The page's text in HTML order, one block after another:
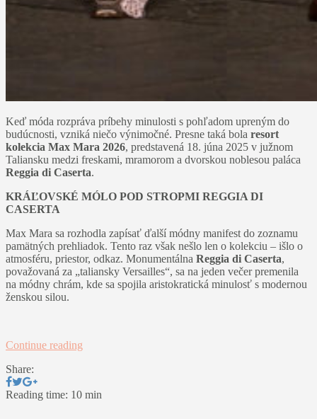
Keď móda rozpráva príbehy minulosti s pohľadom upreným do
budúcnosti, vzniká niečo výnimočné. Presne taká bola resort
kolekcia Max Mara 2026, predstavená 18. júna 2025 v južnom
Taliansku medzi freskami, mramorom a dvorskou noblesou paláca
Reggia di Caserta.
KRÁĽOVSKÉ MÓLO POD STROPMI REGGIA DI
CASERTA
Max Mara sa rozhodla zapísať ďalší módny manifest do zoznamu
pamätných prehliadok. Tento raz však nešlo len o kolekciu – išlo o
atmosféru, priestor, odkaz. Monumentálna Reggia di Caserta,
považovaná za „taliansky Versailles“, sa na jeden večer premenila
na módny chrám, kde sa spojila aristokratická minulosť s modernou
ženskou silou.
Continue reading
Share:
Reading time: 10 min